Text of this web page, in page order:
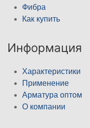
Фибра
Как купить
Информация
Характеристики
Применение
Арматура оптом
О компании